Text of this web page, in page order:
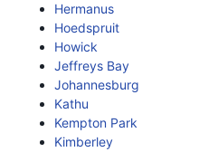
Hermanus
Hoedspruit
Howick
Jeffreys Bay
Johannesburg
Kathu
Kempton Park
Kimberley